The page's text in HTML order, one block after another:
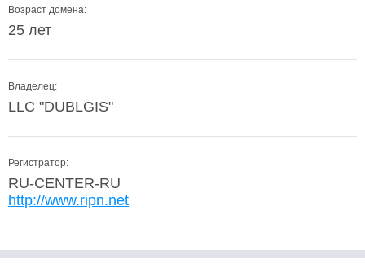
Возраст домена:
25 лет
Владелец:
LLC "DUBLGIS"
Регистратор:
RU-CENTER-RU
http://www.ripn.net